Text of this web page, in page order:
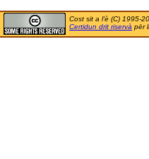
Cost sit a l'è (C) 1995-
Certidun drit riservà për